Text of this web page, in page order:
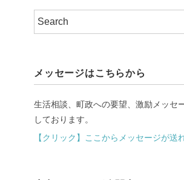
メッセージはこちらから
生活相談、町政への要望、激励メッセ
しております。
【クリック】ここからメッセージが送